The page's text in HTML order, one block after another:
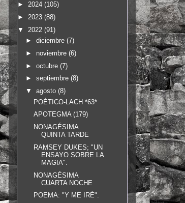
► 2024 (105)
► 2023 (88)
▼ 2022 (91)
► diciembre (7)
► noviembre (6)
► octubre (7)
► septiembre (8)
▼ agosto (8)
POÉTICO-LACH *63*
APOTEGMA (179)
NONAGÉSIMA
QUINTA TARDE
RAMSEY DUKES; "UN
ENSAYO SOBRE LA
MAGIA".
NONAGÉSIMA
CUARTA NOCHE
POEMA: "Y ME IRÉ".